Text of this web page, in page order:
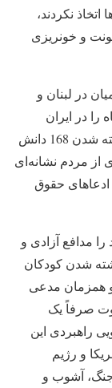
نکردند،
و خونریزی
در لبنان و
در ایران
گرفته، از جمله حادثه تلخ مدرسه میناب و کشته شدن 168 دانش
از مردم نشانه‌ای
ادعاهای حقوق
مدافع آزادی و
شدن کودکان
همزمان مدعی
صرفاً یک
راهبردی این
و رژیم
آشوب و